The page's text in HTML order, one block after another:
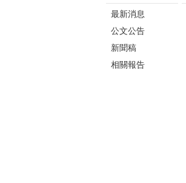
最新消息
公文公告
新聞稿
相關報告